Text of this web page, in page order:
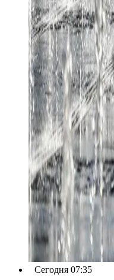
Сегодня 07:35